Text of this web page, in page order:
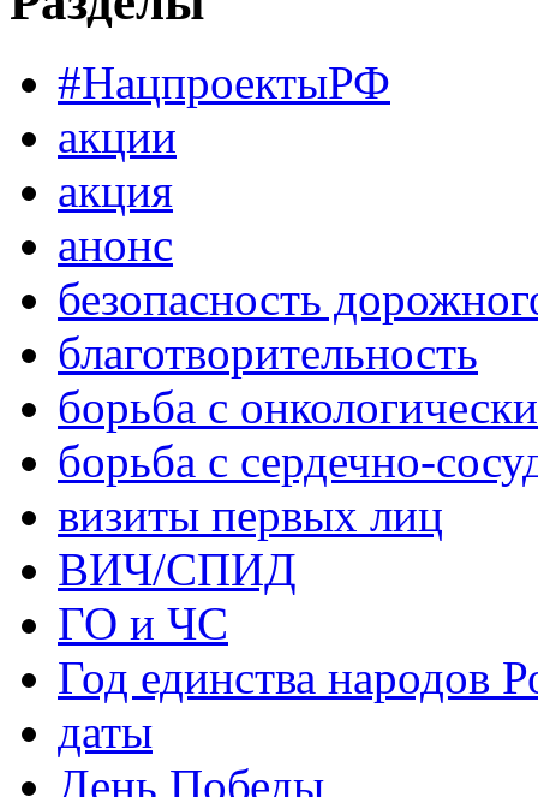
#НацпроектыРФ
акции
акция
анонс
безопасность
благотворительность
борьба с
борьба с сердечно-
визиты первых лиц
ВИЧ/СПИД
ГО и ЧС
Год единства народов
даты
День Победы